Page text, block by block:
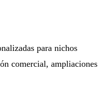
para nichos
comercial, ampliaciones